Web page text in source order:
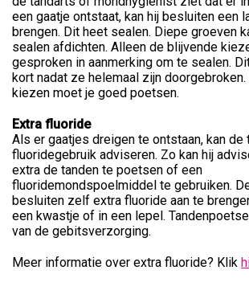
een gaatje ontstaat, kan hij besluiten een
brengen. Dit heet sealen. Diepe groeven
sealen afdichten. Alleen de blijvende
gesproken in aanmerking om te sealen.
kort nadat ze helemaal zijn
kiezen moet je goed poetsen.
Extra fluoride
Als er gaatjes dreigen te ontstaan, kan de
fluoridegebruik adviseren. Zo kan hij
extra de tanden te poetsen of een
fluoridemondspoelmiddel te gebruiken.
besluiten zelf extra fluoride aan te
een kwastje of in een lepel.
van de gebitsverzorging.
Meer informatie over extra fluoride? Klik